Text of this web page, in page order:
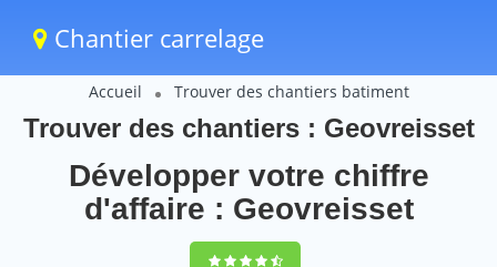
Chantier carrelage
Accueil Trouver des chantiers batiment
Trouver des chantiers : Geovreisset
Développer votre chiffre
d'affaire : Geovreisset